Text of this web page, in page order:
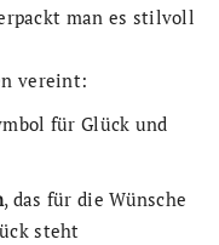
man es stilvoll
vereint:
für Glück und
, das für die Wünsche
steht